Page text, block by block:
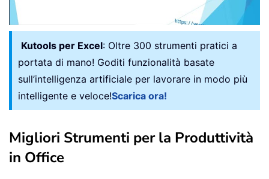
Kutools per Excel: Oltre 300 strumenti pratici a
portata di mano! Goditi funzionalità basate
sull’intelligenza artificiale per lavorare in modo più
intelligente e veloce!Scarica ora!
Migliori Strumenti per la Produttività
in Office